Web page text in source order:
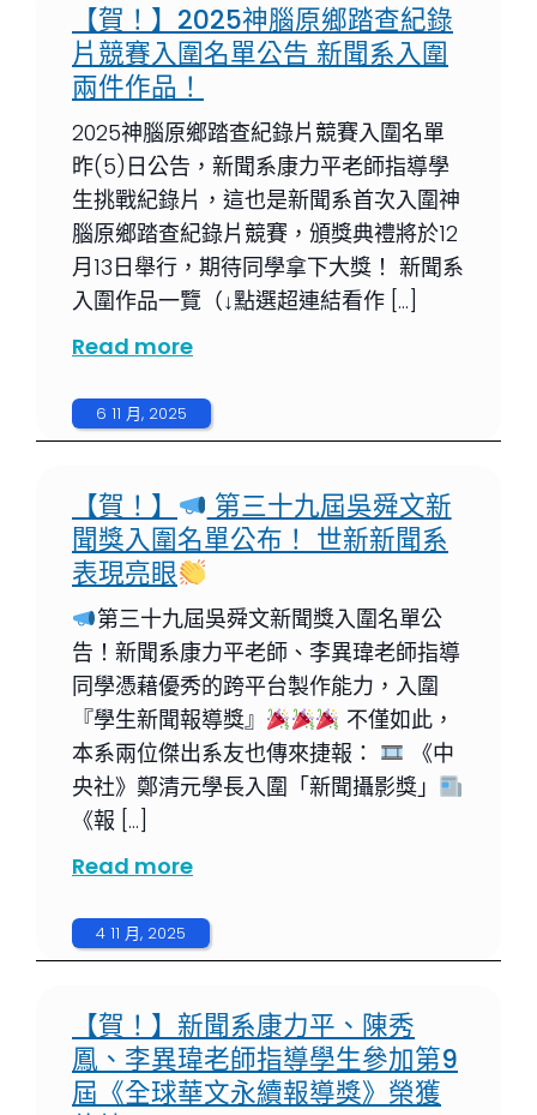
【賀！】2025神腦原鄉踏查紀錄
片競賽入圍名單公告 新聞系入圍
兩件作品！
2025神腦原鄉踏查紀錄片競賽入圍名單
昨(5)日公告，新聞系康力平老師指導學
生挑戰紀錄片，這也是新聞系首次入圍神
腦原鄉踏查紀錄片競賽，頒獎典禮將於12
月13日舉行，期待同學拿下大獎！ 新聞系
入圍作品一覽（↓點選超連結看作 […]
Read more
6 11 月, 2025
【賀！】
第三十九屆吳舜文新
聞獎入圍名單公布！ 世新新聞系
表現亮眼
第三十九屆吳舜文新聞獎入圍名單公
告！新聞系康力平老師、李異瑋老師指導
同學憑藉優秀的跨平台製作能力，入圍
『學生新聞報導獎』
不僅如此，
本系兩位傑出系友也傳來捷報：
《中
央社》鄭清元學長入圍「新聞攝影獎」
《報 […]
Read more
4 11 月, 2025
【賀！】新聞系康力平、陳秀
鳳、李異瑋老師指導學生參加第9
屆《全球華文永續報導獎》榮獲